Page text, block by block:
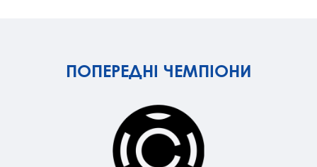
ПОПЕРЕДНІ ЧЕМПІОНИ